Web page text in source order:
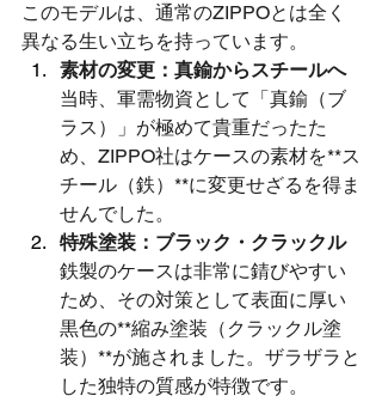
このモデルは、通常のZIPPOとは全く
異なる生い立ちを持っています。
素材の変更：真鍮からスチールへ
当時、軍需物資として「真鍮（ブ
ラス）」が極めて貴重だったた
め、ZIPPO社はケースの素材を**ス
チール（鉄）**に変更せざるを得ま
せんでした。
特殊塗装：ブラック・クラックル
鉄製のケースは非常に錆びやすい
ため、その対策として表面に厚い
黒色の**縮み塗装（クラックル塗
装）**が施されました。ザラザラと
した独特の質感が特徴です。